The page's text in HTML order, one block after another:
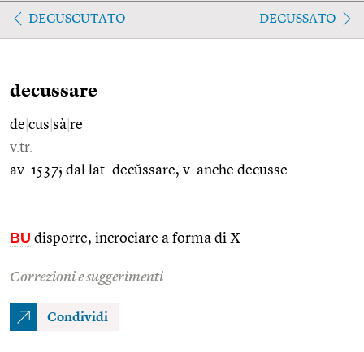
DECUSCUTATO DECUSSATO
decussare
de cus sà re
v.tr.
av. 1537; dal lat. decŭssāre, v. anche decusse.
BU disporre, incrociare a forma di X
Correzioni e suggerimenti
Condividi